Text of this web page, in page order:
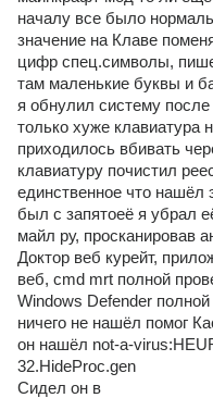
началу все было
значение на Клаве
цифр спец.символы,
там маленькие буквы и
я обнулил систему после
только хуже клавиатура
приходилось вбивать
клавиатуру почистил
единственное что нашёл
был с запятоеё я убрал
майл ру, просканировав
Доктор веб курейт,
веб, cmd mrt полной
Windows Defender полной
ничего не нашёл помог
он нашёл not-a-
32.HideProc.gen
Сидел он в